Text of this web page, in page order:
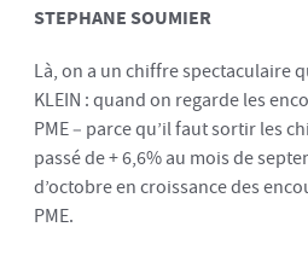
STEPHANE SOUMIER
Là, on a un chiffre spectaculaire
KLEIN : quand on regarde les
PME – parce qu’il faut sortir les
passé de + 6,6% au mois de
d’octobre en croissance des
PME.